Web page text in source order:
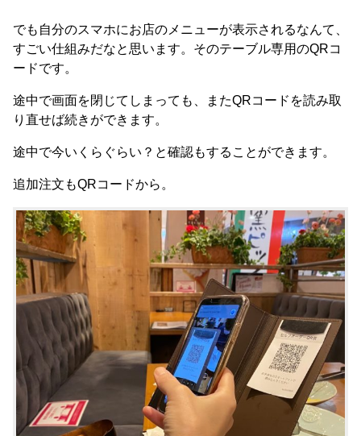
でも自分のスマホにお店のメニューが表示されるなんて、
すごい仕組みだなと思います。そのテーブル専用のQRコ
ードです。
途中で画面を閉じてしまっても、またQRコードを読み取
り直せば続きができます。
途中で今いくらぐらい？と確認もすることができます。
追加注文もQRコードから。